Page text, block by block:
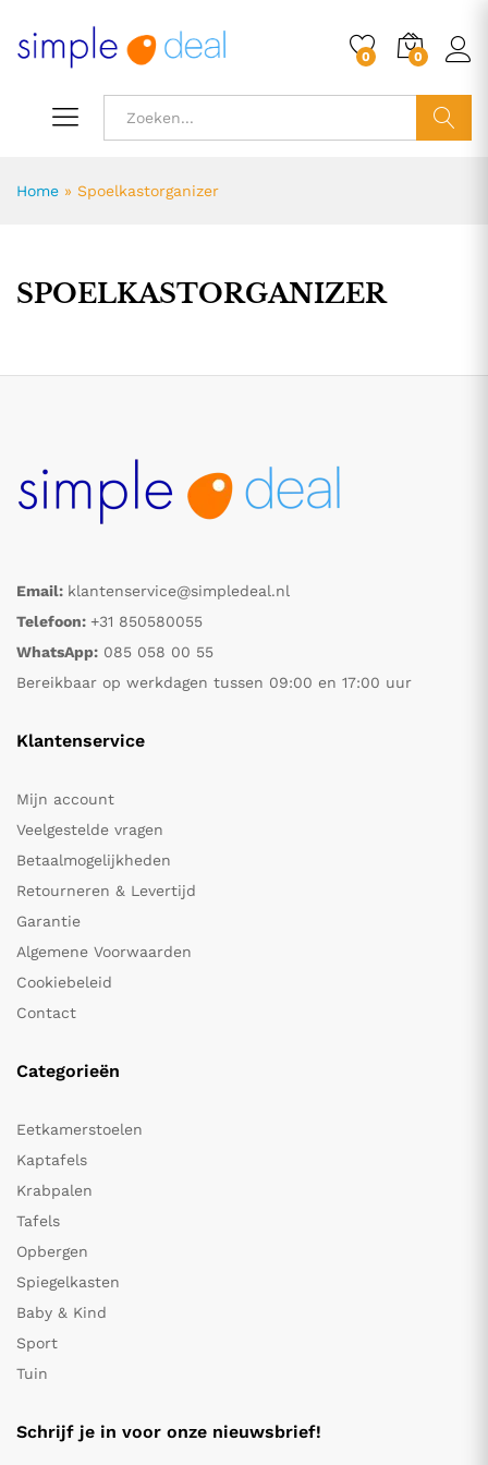
0 0
Home » Spoelkastorganizer
SPOELKASTORGANIZER
Email: klantenservice@simpledeal.nl
Telefoon: +31 850580055
WhatsApp: 085 058 00 55
Bereikbaar op werkdagen tussen 09:00 en 17:00 uur
Klantenservice
Mijn account
Veelgestelde vragen
Betaalmogelijkheden
Retourneren & Levertijd
Garantie
Algemene Voorwaarden
Cookiebeleid
Contact
Categorieën
Eetkamerstoelen
Kaptafels
Krabpalen
Tafels
Opbergen
Spiegelkasten
Baby & Kind
Sport
Tuin
Schrijf je in voor onze nieuwsbrief!